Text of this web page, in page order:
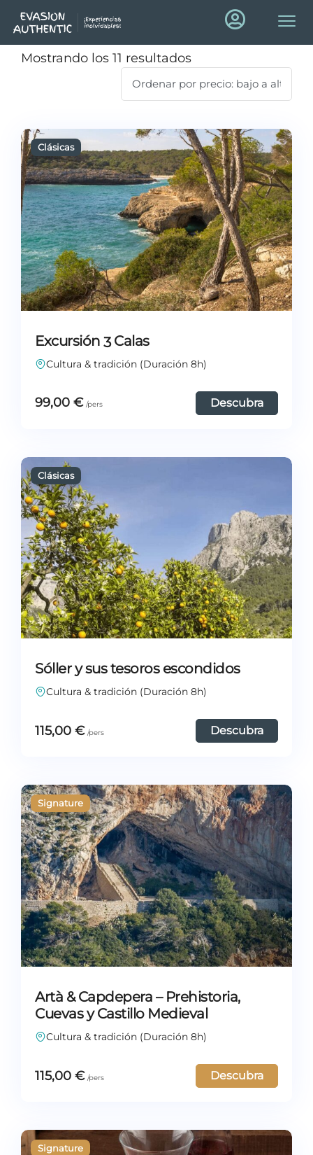
Mostrando los 11 resultados
Excursión 3 Calas
Cultura & tradición (Duración 8h)
99,00 € Descubra
Sóller y sus tesoros escondidos
Cultura & tradición (Duración 8h)
115,00 € Descubra
Artà & Capdepera – Prehistoria,
Cuevas y Castillo Medieval
Cultura & tradición (Duración 8h)
115,00 € Descubra